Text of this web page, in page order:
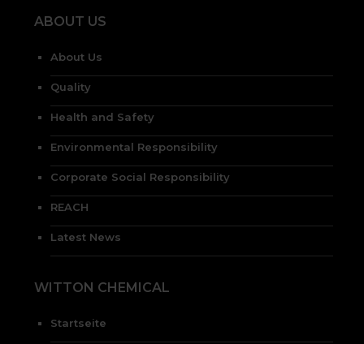
ABOUT US
About Us
Quality
Health and Safety
Environmental Responsibility
Corporate Social Responsibility
REACH
Latest News
WITTON CHEMICAL
Startseite